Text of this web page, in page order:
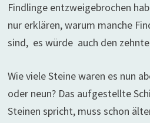
Findlinge entzweigebrochen
nur erklären, warum manche
sind, es würde auch den
Wie viele Steine waren es nun
oder neun? Das aufgestellte
Steinen spricht, muss schon